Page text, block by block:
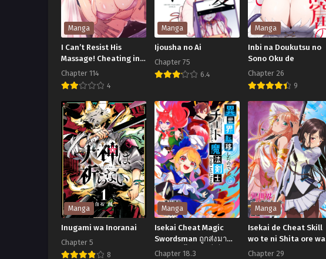
Manga
I Can’t Resist His
Massage! Cheating in
Front of My Husband’s
Eyes
Chapter 114
4
Can’t
Resist
His
Massage!
Cheating
in
Front
of
My
Husband’s
Manga
Ijousha no Ai
Chapter 75
6.4
no
Ai
Manga
Inbi na Doukutsu no
Sono Oku de
Chapter 26
9
na
Doukutsu
no
Sono
Oku
de
Manga
Inugami wa Inoranai
Chapter 5
8
Manga
Isekai Cheat Magic
Swordsman ถูกส่งมา
ต่างโลกทั้งที ขอพี่เป็นนัก
Chapter 18.3
Manga
Isekai de Cheat Skill
wo te ni Shita ore wa
สกิลโกงไร้เทียมทาน
Chapter 29